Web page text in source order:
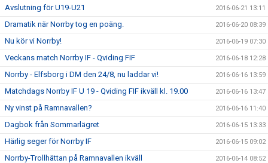
Avslutning för U19-U21 2016-06-21 13:11
Dramatik när Norrby tog en poäng. 2016-06-20 08:39
Nu kör vi Norrby! 2016-06-19 07:30
Veckans match Norrby IF - Qviding FIF 2016-06-18 12:28
Norrby - Elfsborg i DM den 24/8, nu laddar vi! 2016-06-16 13:59
Matchdags Norrby IF U 19 - Qviding FIF ikväll kl. 19.00 2016-06-16 13:47
Ny vinst på Ramnavallen? 2016-06-16 11:40
Dagbok från Sommarlägret 2016-06-15 13:33
Härlig seger för Norrby IF 2016-06-15 09:02
Norrby-Trollhättan på Ramnavallen ikväll 2016-06-14 08:52